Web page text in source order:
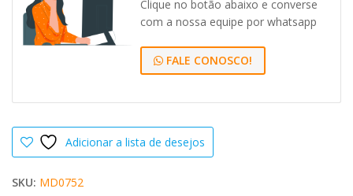
Clique no botão abaixo e converse
com a nossa equipe por whatsapp
FALE CONOSCO!
Adicionar a lista de desejos
SKU: MD0752